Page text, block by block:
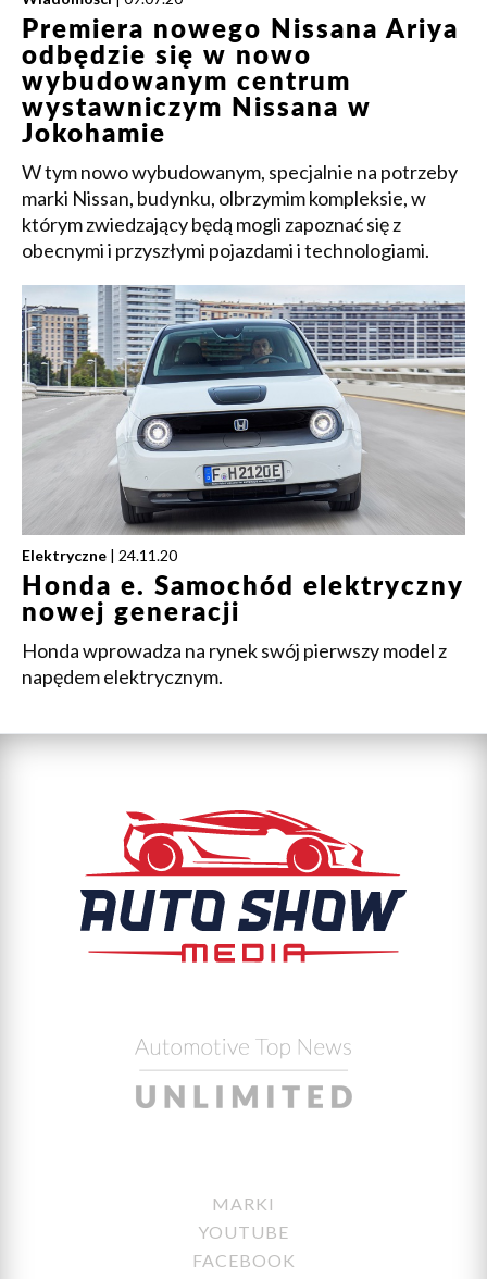
Premiera nowego Nissana Ariya
odbędzie się w nowo
wybudowanym centrum
wystawniczym Nissana w
Jokohamie
W tym nowo wybudowanym, specjalnie na potrzeby
marki Nissan, budynku, olbrzymim kompleksie, w
którym zwiedzający będą mogli zapoznać się z
obecnymi i przyszłymi pojazdami i technologiami.
Elektryczne | 24.11.20
Honda e. Samochód elektryczny
nowej generacji
Honda wprowadza na rynek swój pierwszy model z
napędem elektrycznym.
MARKI
YOUTUBE
FACEBOOK